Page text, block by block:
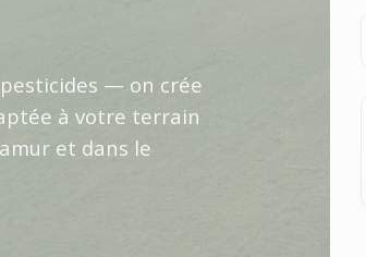
— on crée
à votre terrain
et dans le